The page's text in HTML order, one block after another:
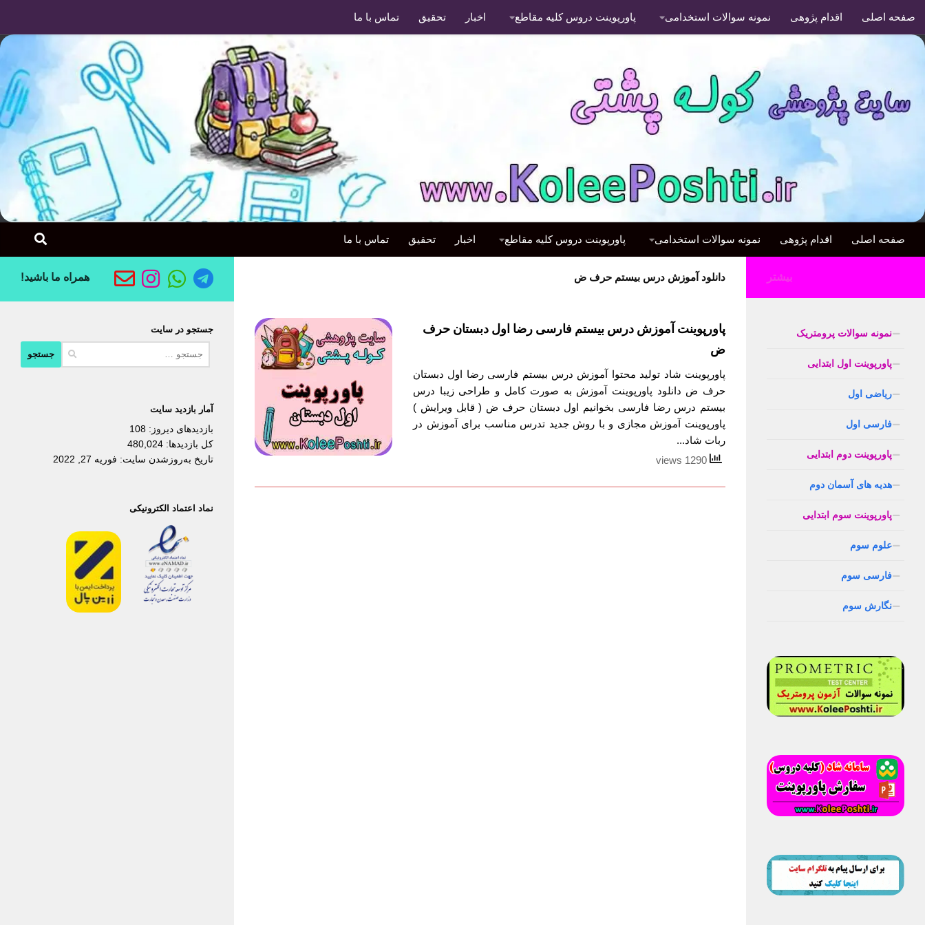
صفحه اصلی اقدام پژوهی نمونه سوالات استخدامی پاورپوینت دروس کلیه مقاطع اخبار تحقیق تماس با ما
صفحه اصلی اقدام پژوهی نمونه سوالات استخدامی پاورپوینت دروس کلیه مقاطع اخبار تحقیق تماس با ما
دانلود آموزش درس بیستم حرف ض
پاورپوینت آموزش درس بیستم فارسی رضا اول دبستان حرف
ض
پاورپوینت شاد تولید محتوا آموزش درس بیستم فارسی رضا اول دبستان
حرف ض دانلود پاورپوینت آموزش به صورت کامل و طراحی زیبا درس
بیستم درس رضا فارسی بخوانیم اول دبستان حرف ض ( قابل ویرایش )
پاورپوینت آموزش مجازی و با روش جدید تدرس مناسب برای آموزش در
ربات شاد...
همراه ما باشید!
جستجو در سایت
آمار بازدید سایت
بازدیدهای دیروز: 108
کل بازدیدها: 480,024
تاریخ به‌روزشدن سایت: فوریه 27, 2022
نماد اعتماد الکترونیکی
بیشتر
نمونه سوالات پرومتریک
پاورپوینت اول ابتدایی
ریاضی اول
فارسی اول
پاورپوینت دوم ابتدایی
هدیه های آسمان دوم
پاورپوینت سوم ابتدایی
علوم سوم
فارسی سوم
نگارش سوم